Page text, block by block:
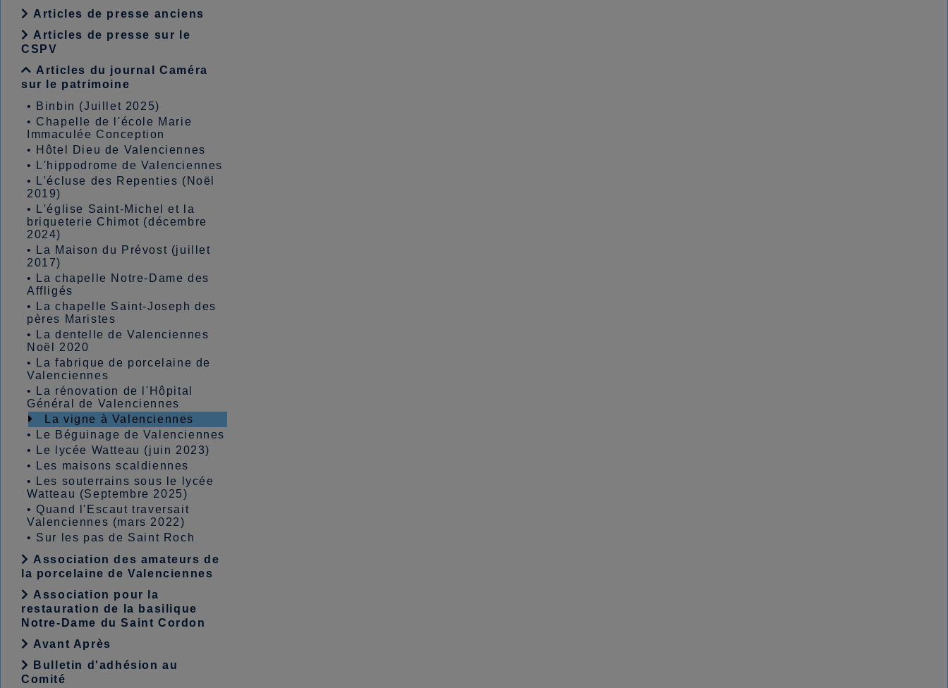
Articles de presse anciens
Articles de presse sur le
CSPV
Articles du journal Caméra
sur le patrimoine
•
Binbin (Juillet 2025)
• Chapelle de l'école Marie
Immaculée Conception
•
Hôtel Dieu de Valenciennes
•
L'hippodrome de Valenciennes
•
L'écluse des Repenties (Noël
2019)
•
L'église Saint-Michel et la
briqueterie Chimot (décembre
2024)
•
La Maison du Prévost (juillet
2017)
•
La chapelle Notre-Dame des
Affligés
•
La chapelle Saint-Joseph des
pères Maristes
•
La dentelle de Valenciennes
Noël 2020
•
La fabrique de porcelaine de
Valenciennes
•
La rénovation de l'Hôpital
Général de Valenciennes
La vigne à Valenciennes
•
Le Béguinage de Valenciennes
•
Le lycée Watteau (juin 2023)
•
Les maisons scaldiennes
•
Les souterrains sous le lycée
Watteau (Septembre 2025)
•Quand l'Escaut traversait
Valenciennes (mars 2022)
• Sur les pas de Saint Roch
Association des amateurs de
la porcelaine de Valenciennes
Association pour la
restauration de la basilique
Notre-Dame du Saint Cordon
Avant Après
Bulletin d'adhésion au
Comité